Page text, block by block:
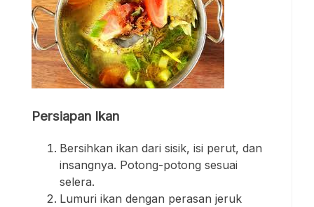
Persiapan Ikan
Bersihkan ikan dari sisik, isi perut, dan
insangnya. Potong-potong sesuai
selera.
Lumuri ikan dengan perasan jeruk